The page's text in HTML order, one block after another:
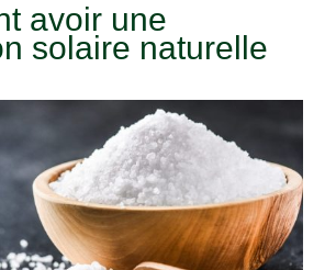
avoir une
solaire naturelle